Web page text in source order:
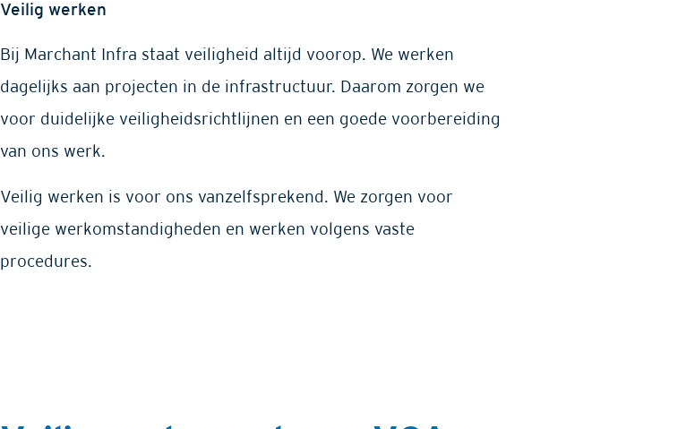
Veilig werken
Bij Marchant Infra staat veiligheid altijd voorop. We werken
dagelijks aan projecten in de infrastructuur. Daarom zorgen we
voor duidelijke veiligheidsrichtlijnen en een goede voorbereiding
van ons werk.
Veilig werken is voor ons vanzelfsprekend. We zorgen voor
veilige werkomstandigheden en werken volgens vaste
procedures.